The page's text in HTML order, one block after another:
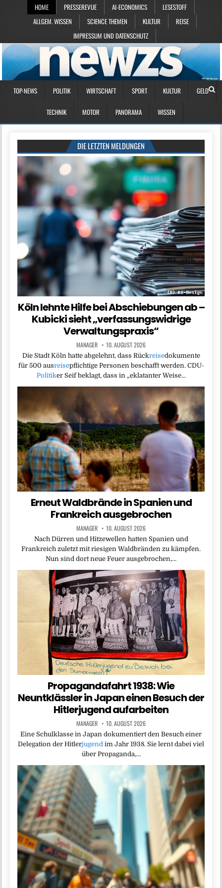
HOME PRESSEREVUE AI-ECONOMICS
LESESTOFF
ALLGEM. WISSEN
SCIENCE THEMEN KULTUR
REISE
IMPRESSUM UND DATENSCHUTZ
TOP-NEWS POLITIK WIRTSCHAFT SPORT KULTUR GELD
TECHNIK MOTOR PANORAMA WISSEN
DIE LETZTEN MELDUNGEN
Köln lehnte Hilfe bei Abschiebungen ab –
Kubicki sieht „verfassungswidrige
Verwaltungspraxis“
MANAGER 10. AUGUST 2026
Die Stadt Köln hatte abgelehnt, dass Rückreisedokumente
für 500 ausreisepflichtige Personen beschafft werden. CDU-
Politiker Seif beklagt, dass in „eklatanter Weise…
Erneut Waldbrände in Spanien und
Frankreich ausgebrochen
MANAGER 10. AUGUST 2026
Nach Dürren und Hitzewellen hatten Spanien und
Frankreich zuletzt mit riesigen Waldbränden zu kämpfen.
Nun sind dort neue Feuer ausgebrochen,…
Propagandafahrt 1938: Wie
Neuntklässler in Japan einen Besuch der
Hitlerjugend aufarbeiten
MANAGER 10. AUGUST 2026
Eine Schulklasse in Japan dokumentiert den Besuch einer
Delegation der Hitlerjugend im Jahr 1938. Sie lernt dabei viel
über Propaganda,…